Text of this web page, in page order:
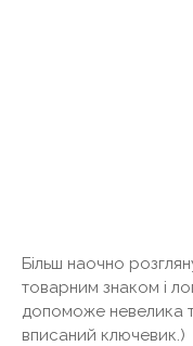
Більш наочно
товарним знаком і
допоможе невелика
вписаний ключевик.)